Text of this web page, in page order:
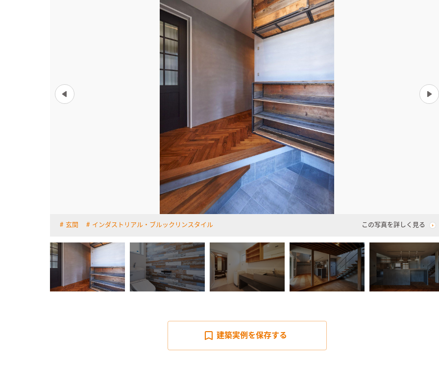
玄関 インダストリアル・ブルックリンスタイル この写真を詳しく見る
建築実例を保存する